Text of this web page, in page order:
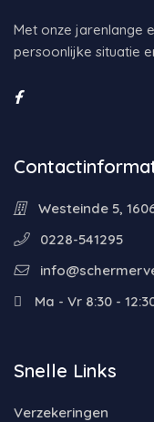
Met onze jarenlange
persoonlijke situatie
Westeinde 5,
0228-541295
Ma - Vr 8:30 -
Snelle Links
Verzekeringen